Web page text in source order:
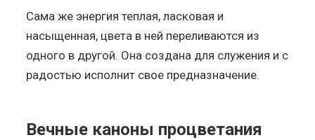
Сама же энергия теплая, ласковая и
насыщенная, цвета в ней переливаются из
одного в другой. Она создана для служения и с
радостью исполнит свое предназначение.
Вечные каноны процветания